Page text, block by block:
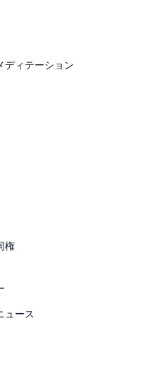
ディテーション
権
ュース